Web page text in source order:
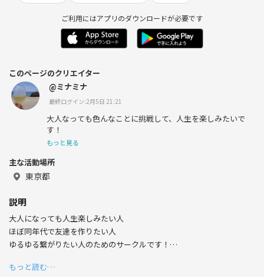
ご利用にはアプリのダウンロードが必要です
このページのクリエイター
@ミナミナ
最終ログイン:2月5日 21:21
大人なっても色んなことに挑戦して、人生を楽しみたいで
す！
もっと見る
主な活動場所
東京都
説明
大人になっても人生楽しみたい人
ほぼ同年代で友達を作りたい人
ゆるゆる繋がりたい人のためのサークルです！
カラオケ・飲み会・ピクニックなど、ほぼ同年代で楽しみましょう(•ө•)
もっと読む…